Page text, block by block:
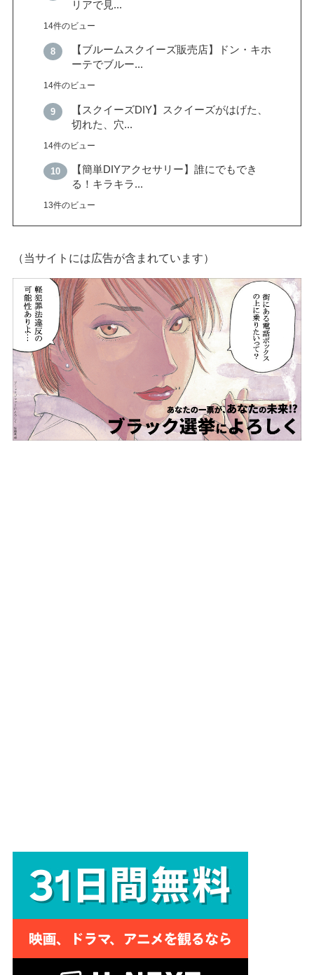
リアで見...
14件のビュー
【ブルームスクイーズ販売店】ドン・キホ
ーテでブルー...
14件のビュー
【スクイーズDIY】スクイーズがはげた、
切れた、穴...
14件のビュー
【簡単DIYアクセサリー】誰にでもでき
る！キラキラ...
13件のビュー
（当サイトには広告が含まれています）